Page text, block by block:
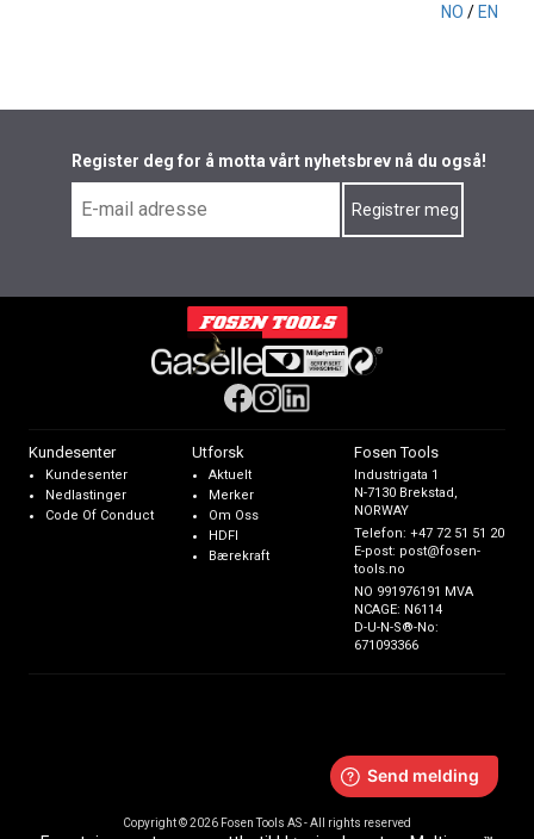
NO / EN
Register deg for å motta vårt nyhetsbrev nå du også!
Kundesenter
Kundesenter
Nedlastinger
Code Of Conduct
Utforsk
Aktuelt
Merker
Om Oss
HDFI
Bærekraft
Fosen Tools
Industrigata 1
N-7130 Brekstad,
NORWAY
Telefon:+47 72 51 51 20
E-post: post@fosen-
tools.no
NO 991976191 MVA
NCAGE: N6114
D-U-N-S®-No:
671093366
Copyright © 2026 Fosen Tools AS - All rights reserved